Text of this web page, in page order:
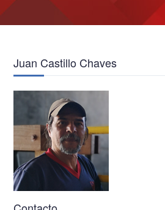
Juan Castillo Chaves